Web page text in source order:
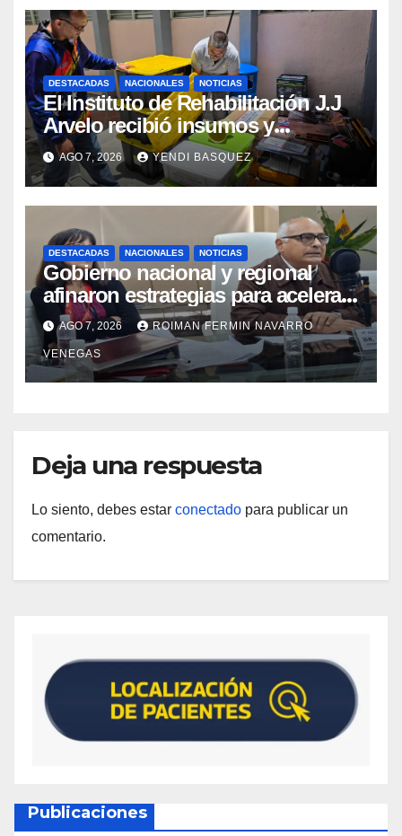
DESTACADAS NACIONALES NOTICIAS
El Instituto de Rehabilitación J.J
Arvelo recibió insumos y
herramientas para la atención de
personas con discapacidad
AGO 7, 2026 YENDI BASQUEZ
DESTACADAS NACIONALES NOTICIAS
Gobierno nacional y regional
afinaron estrategias para acelerar
la vacunación antirrábica en el
estado Zulia
AGO 7, 2026 ROIMAN FERMIN NAVARRO
VENEGAS
Deja una respuesta
Lo siento, debes estar conectado para publicar un
comentario.
Publicaciones